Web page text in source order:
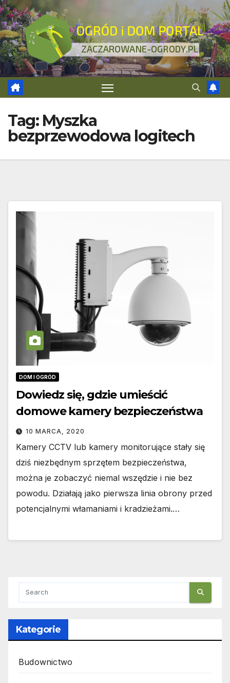
Skip
to
content
Tag: Myszka
bezprzewodowa logitech
DOM I OGRÓD
Dowiedz się, gdzie umieścić
domowe kamery bezpieczeństwa
10 MARCA, 2020
Kamery CCTV lub kamery monitorujące stały się
dziś niezbędnym sprzętem bezpieczeństwa,
można je zobaczyć niemal wszędzie i nie bez
powodu. Działają jako pierwsza linia obrony przed
potencjalnymi włamaniami i kradzieżami.…
Kategorie
Budownictwo